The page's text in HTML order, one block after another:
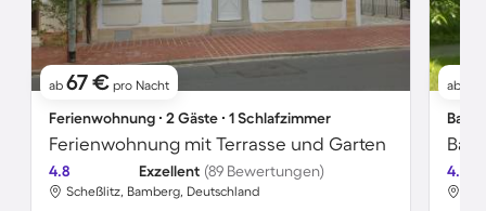
ab 67 € pro Nacht
Ferienwohnung ∙ 2 Gäste ∙ 1 Schlafzimmer
Ferienwohnung mit Terrasse und Garten
4.8 Exzellent (89 Bewertungen)
Scheßlitz, Bamberg, Deutschland
ab
4.6